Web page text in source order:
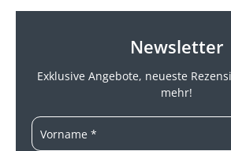
Newsletter
Exklusive Angebote, neueste
mehr!